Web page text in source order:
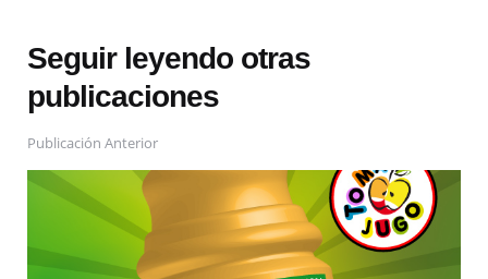
Seguir leyendo otras
publicaciones
Publicación Anterior